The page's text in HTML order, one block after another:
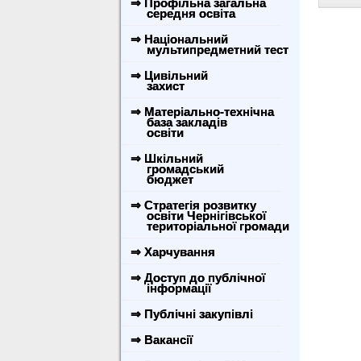
⇒ Профільна загальна
середня освіта
⇒ Національний
мультипредметний тест
⇒ Цивільний
захист
⇒ Матеріально-технічна
база закладів
освіти
⇒ Шкільний
громадський
бюджет
⇒ Стратегія розвитку
освіти Чернігівської
територіальної громади
⇒ Харчування
⇒ Доступ до публічної
інформації
⇒ Публічні закупівлі
⇒ Вакансії